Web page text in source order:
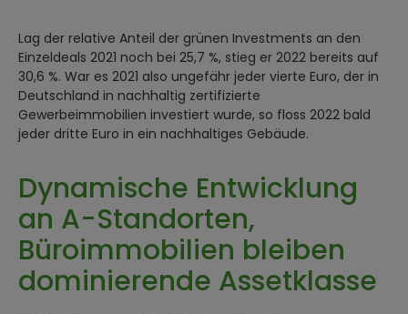
Lag der relative Anteil der grünen Investments an den
Einzeldeals 2021 noch bei 25,7 %, stieg er 2022 bereits auf
30,6 %. War es 2021 also ungefähr jeder vierte Euro, der in
Deutschland in nachhaltig zertifizierte
Gewerbeimmobilien investiert wurde, so floss 2022 bald
jeder dritte Euro in ein nachhaltiges Gebäude.
Dynamische Entwicklung
an A-Standorten,
Büroimmobilien bleiben
dominierende Assetklasse